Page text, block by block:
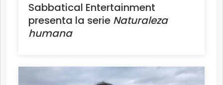
Sabbatical Entertainment
presenta la serie Naturaleza
humana